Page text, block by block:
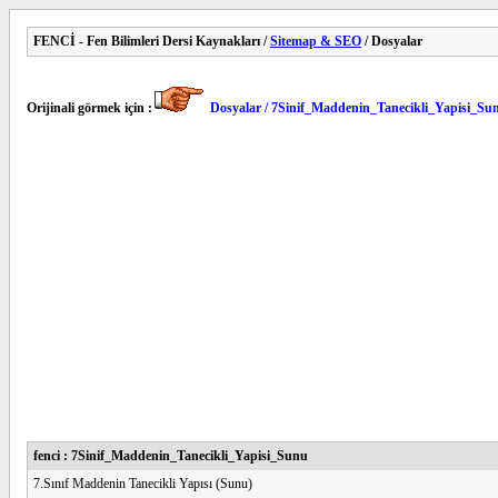
FENCİ - Fen Bilimleri Dersi Kaynakları /Sitemap & SEO / Dosyalar
Orijinali görmek için : Dosyalar /
fenci : 7Sinif_Maddenin_Tanecikli_Yapisi_Sunu
7.Sınıf Maddenin Tanecikli Yapısı (Sunu)